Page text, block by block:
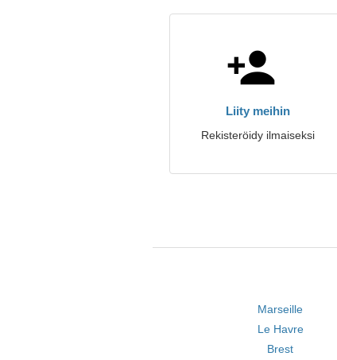
Liity meihin
Rekisteröidy ilmaiseksi
Marseille
Le Havre
Brest